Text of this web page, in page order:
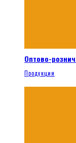
Оптово-
Продукция